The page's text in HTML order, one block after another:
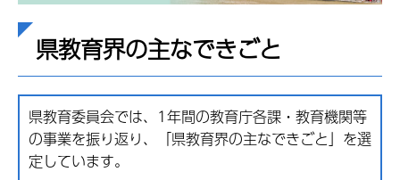
県教育界の主なできごと
県教育委員会では、1年間の教育庁各課・教育機関等
の事業を振り返り、「県教育界の主なできごと」を選
定しています。